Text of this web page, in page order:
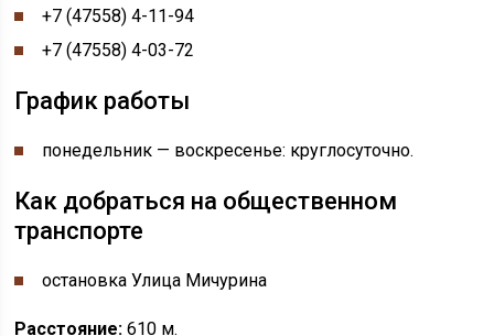
+7 (47558) 4-11-94
+7 (47558) 4-03-72
График работы
понедельник — воскресенье: круглосуточно.
Как добраться на общественном
транспорте
остановка Улица Мичурина
Расстояние: 610 м.